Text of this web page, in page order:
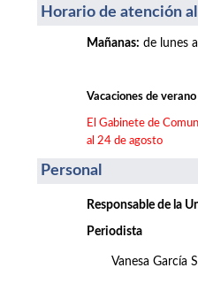
Horario de atención
Mañanas: de lunes
Vacaciones de verano
El Gabinete de
al 24 de agosto
Personal
Responsable de la
Periodista
Vanesa